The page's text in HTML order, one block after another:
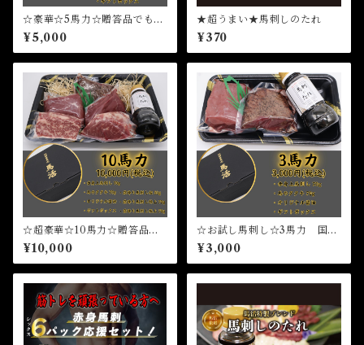
☆豪華☆5馬力☆贈答品でも大
活躍☆国産馬刺し 赤身馬刺
し 熊本県産馬刺し 純国産
馬刺し
¥5,000
★超うまい★馬刺しのたれ
¥370
☆超豪華☆10馬力☆贈答品で
も大活躍☆国産馬刺し 赤身
馬刺し 熊本県産馬刺し 純
国産馬刺し
¥10,000
☆お試し馬刺し☆3馬力 国産
馬刺し 赤身馬刺し 熊本県
産馬刺し 純国産馬刺し
¥3,000